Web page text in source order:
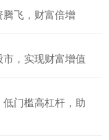
飞，财富倍增
，实现财富增值
门槛高杠杆，助